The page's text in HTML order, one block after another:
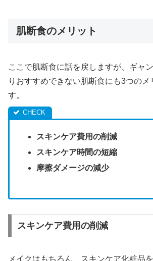
肌断食のメリット
ここで肌断食に話を戻しますが、ギャ
りおすすめできない肌断食にも3つのメ
す。
スキンケア費用の削減
スキンケア時間の短縮
摩擦ダメージの減少
スキンケア費用の削減
メイクはもちろん、スキンケア化粧品